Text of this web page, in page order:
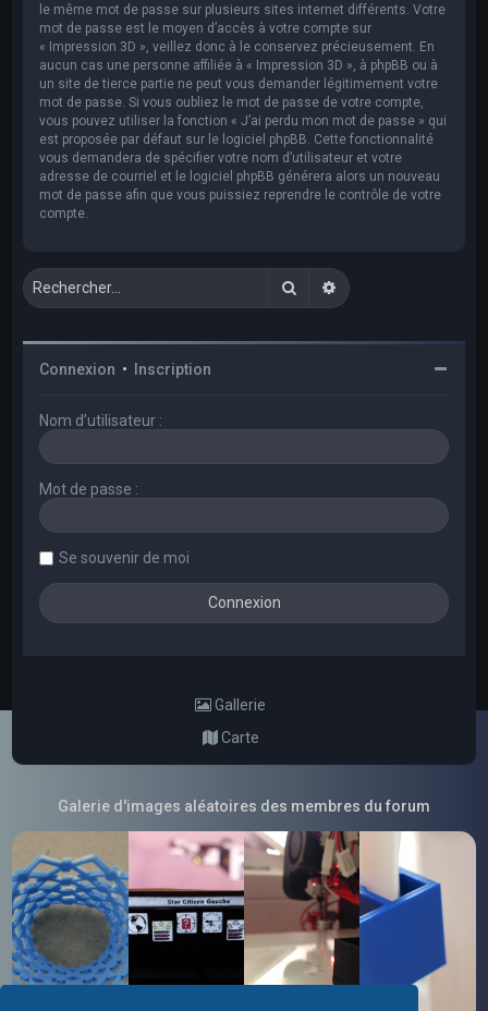
le même mot de passe sur plusieurs sites internet différents. Votre
mot de passe est le moyen d’accès à votre compte sur
« Impression 3D », veillez donc à le conservez précieusement. En
aucun cas une personne affiliée à « Impression 3D », à phpBB ou à
un site de tierce partie ne peut vous demander légitimement votre
mot de passe. Si vous oubliez le mot de passe de votre compte,
vous pouvez utiliser la fonction « J’ai perdu mon mot de passe » qui
est proposée par défaut sur le logiciel phpBB. Cette fonctionnalité
vous demandera de spécifier votre nom d’utilisateur et votre
adresse de courriel et le logiciel phpBB générera alors un nouveau
mot de passe afin que vous puissiez reprendre le contrôle de votre
compte.
RechercherRecherche avancée
Connexion • Inscription
Nom d’utilisateur :
Mot de passe :
Se souvenir de moi
Gallerie
Carte
Galerie d'images aléatoires des membres du forum